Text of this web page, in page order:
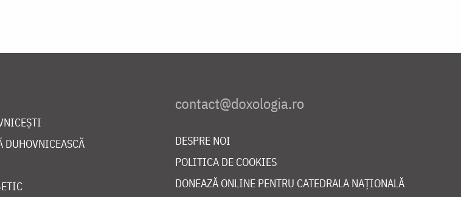
DESPRE NOI
POLITICA DE COOKIES
DONEAZĂ ONLINE PENTRU CATEDRALA NAȚIONALĂ